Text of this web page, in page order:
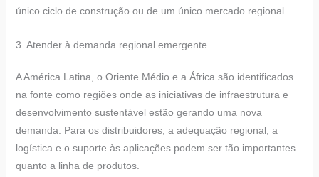
único ciclo de construção ou de um único mercado regional.
3. Atender à demanda regional emergente
A América Latina, o Oriente Médio e a África são identificados
na fonte como regiões onde as iniciativas de infraestrutura e
desenvolvimento sustentável estão gerando uma nova
demanda. Para os distribuidores, a adequação regional, a
logística e o suporte às aplicações podem ser tão importantes
quanto a linha de produtos.